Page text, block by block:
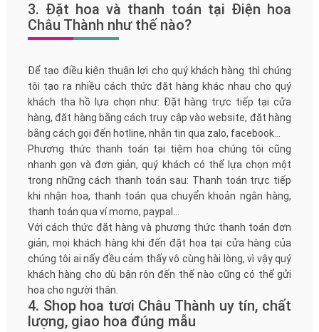
3. Đặt hoa và thanh toán tại Điện hoa
Châu Thành như thế nào?
Để tạo điều kiện thuận lợi cho quý khách hàng thì chúng
tôi tạo ra nhiều cách thức đặt hàng khác nhau cho quý
khách tha hồ lựa chọn như: Đặt hàng trực tiếp tại cửa
hàng, đặt hàng bằng cách truy cập vào website, đặt hàng
bằng cách gọi đến hotline, nhắn tin qua zalo, facebook...
Phương thức thanh toán tại tiệm hoa chúng tôi cũng
nhanh gọn và đơn giản, quý khách có thể lựa chọn một
trong những cách thanh toán sau: Thanh toán trực tiếp
khi nhận hoa, thanh toán qua chuyển khoản ngân hàng,
thanh toán qua ví momo, paypal...
Với cách thức đặt hàng và phương thức thanh toán đơn
giản, mọi khách hàng khi đến đặt hoa tại cửa hàng của
chúng tôi ai nấy đều cảm thấy vô cùng hài lòng, vì vậy quý
khách hàng cho dù bận rộn đến thế nào cũng có thể gửi
hoa cho người thân.
4. Shop hoa tươi Châu Thành uy tín, chất
lượng, giao hoa đúng mẫu